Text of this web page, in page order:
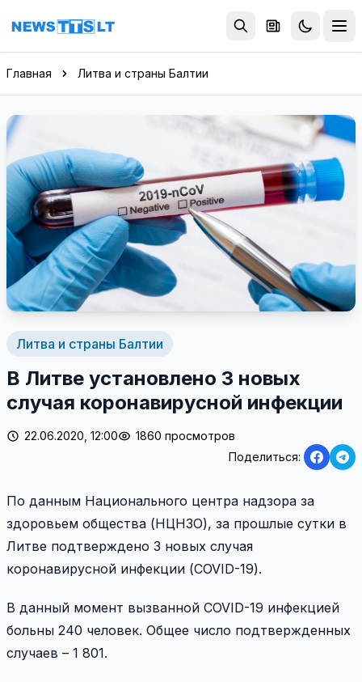
Перейти к содержимому
Главная Литва и страны Балтии
Литва и страны Балтии
В Литве установлено 3 новых
случая коронавирусной инфекции
22.06.2020, 12:00
1860 просмотров
Поделиться:
По данным Национального центра надзора за
здоровьем общества (НЦНЗО), за прошлые сутки в
Литве подтверждено 3 новых случая
коронавирусной инфекции (COVID-19).
В данный момент вызванной COVID-19 инфекцией
больны 240 человек. Общее число подтвержденных
случаев – 1 801.